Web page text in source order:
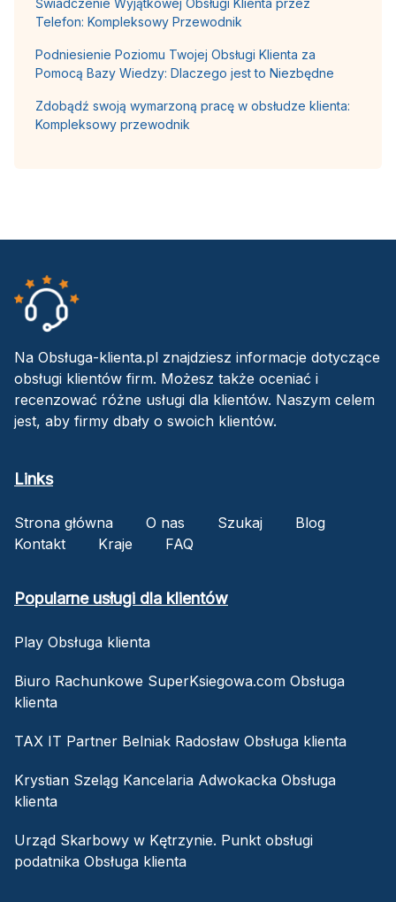
Telefon: Kompleksowy Przewodnik
Podniesienie Poziomu Twojej Obsługi Klienta za
Pomocą Bazy Wiedzy: Dlaczego jest to Niezbędne
Zdobądź swoją wymarzoną pracę w obsłudze klienta:
Kompleksowy przewodnik
Na Obsługa-klienta.pl znajdziesz informacje dotyczące
obsługi klientów firm. Możesz także oceniać i
recenzować różne usługi dla klientów. Naszym celem
jest, aby firmy dbały o swoich klientów.
Links
Strona główna O nas Szukaj
Blog
Kontakt
Kraje FAQ
Popularne usługi dla klientów
Play Obsługa klienta
Biuro Rachunkowe SuperKsiegowa.com Obsługa
klienta
TAX IT Partner Belniak Radosław Obsługa klienta
Krystian Szeląg Kancelaria Adwokacka Obsługa
klienta
Urząd Skarbowy w Kętrzynie. Punkt obsługi
podatnika Obsługa klienta